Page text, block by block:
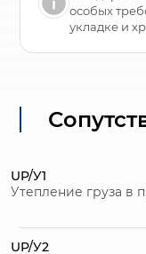
особых
укладке и
UP/У1
Утепление груза в
UP/У2